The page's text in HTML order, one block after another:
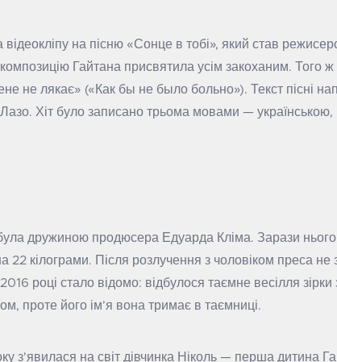
відеокліпу на пісню «Сонце в тобі», який став
Гайтана присвятила усім закоханим. Того ж
не лякає» («Как бы не было больно»). Текст пісні
Хіт було записано трьома мовами — українською,
дружиною продюсера Едуарда Кліма. Зарази нього
22 кілограми. Після розлучення з чоловіком преса не
році стало відомо: відбулося таємне весілля
проте його ім’я вона тримає в таємниці.
з’явилася на світ дівчинка Ніколь — перша дитина